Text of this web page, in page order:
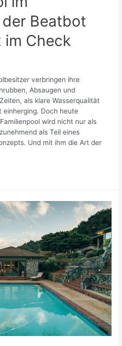
Beatbot
im Check
verbringen ihre
Absaugen und
als klare Wasserqualität
einherging. Doch heute
wird nicht nur als
als Teil eines
Und mit ihm die Art der